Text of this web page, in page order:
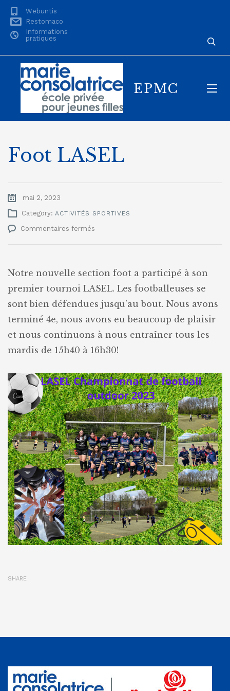
Webuntis
Restomaco
Informations
pratiques
EPMC
Foot LASEL
mai 2, 2023
Category: ACTIVITÉS SPORTIVES
Commentaires fermés
Notre nouvelle section foot a participé à son
premier tournoi LASEL. Les footballeuses se
sont bien défendues jusqu’au bout. Nous avons
terminé 4e, nous avons eu beaucoup de plaisir
et nous continuons à nous entraîner tous les
mardis de 15h40 à 16h30!
SHARE